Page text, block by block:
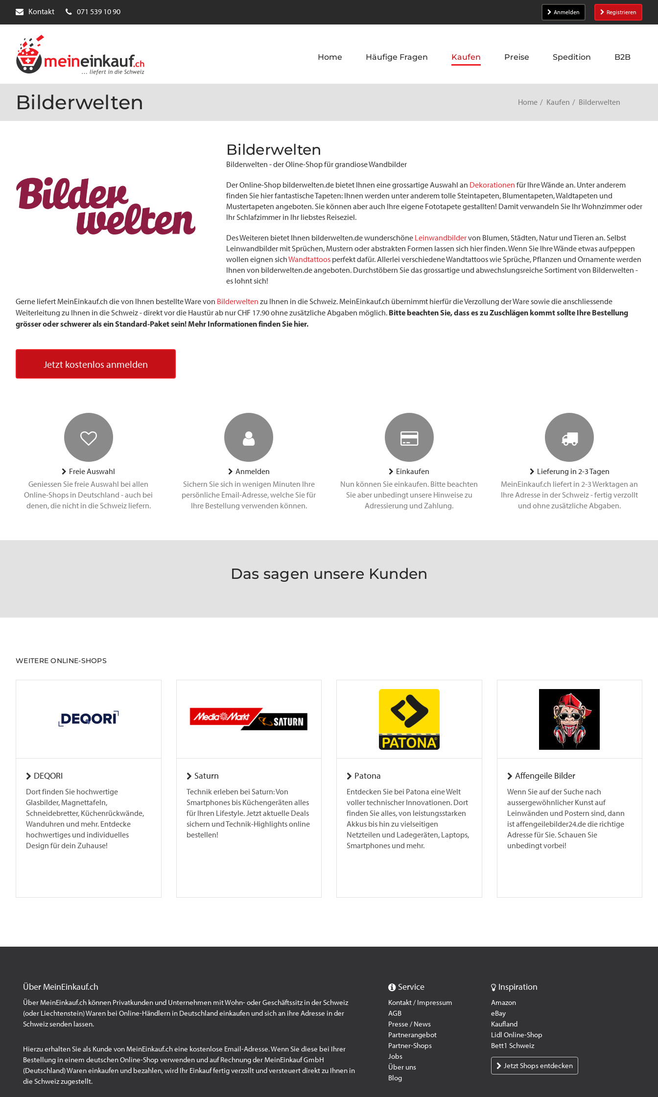
Kontakt 071 539 10 90 Anmelden Registrieren
Home Häufige Fragen Kaufen Preise Spedition B2B
Bilderwelten Home Kaufen Bilderwelten
Bilderwelten
Bilderwelten - der Oline-Shop für grandiose Wandbilder
Der Online-Shop bilderwelten.de bietet Ihnen eine grossartige Auswahl an Dekorationen für Ihre Wände an. Unter anderem
finden Sie hier fantastische Tapeten: Ihnen werden unter anderem tolle Steintapeten, Blumentapeten, Waldtapeten und
Mustertapeten angeboten. Sie können aber auch Ihre eigene Fototapete gestallten! Damit verwandeln Sie Ihr Wohnzimmer oder
Ihr Schlafzimmer in Ihr liebstes Reiseziel.
Des Weiteren bietet Ihnen bilderwelten.de wunderschöne Leinwandbildervon Blumen, Städten, Natur und Tieren an. Selbst
Leinwandbilder mit Sprüchen, Mustern oder abstrakten Formen lassen sich hier finden. Wenn Sie Ihre Wände etwas aufpeppen
wollen eignen sichWandtattoos perfekt dafür. Allerlei verschiedene Wandtattoos wie Sprüche, Pflanzen und Ornamente werden
Ihnen von bilderwelten.de angeboten. Durchstöbern Sie das grossartige und abwechslungsreiche Sortiment von Bilderwelten -
es lohnt sich!
Gerne liefert MeinEinkauf.ch die von Ihnen bestellte Ware von Bilderwelten zu Ihnen in die Schweiz. MeinEinkauf.ch übernimmt hierfür die Verzollung der Ware sowie die anschliessende
Weiterleitung zu Ihnen in die Schweiz - direkt vor die Haustür ab nur CHF 17.90 ohne zusätzliche Abgaben möglich. Bitte beachten Sie, dass es zu Zuschlägen kommt sollte Ihre Bestellung
grösser oder schwerer als ein Standard-Paket sein! Mehr Informationen finden Sie hier.
Jetzt kostenlos anmelden
Freie Auswahl
Geniessen Sie freie Auswahl bei allen
Online-Shops in Deutschland - auch bei
denen, die nicht in die Schweiz liefern.
Anmelden
Sichern Sie sich in wenigen Minuten Ihre
persönliche Email-Adresse, welche Sie für
Ihre Bestellung verwenden können.
Einkaufen
Nun können Sie einkaufen. Bitte beachten
Sie aber unbedingt unsere Hinweise zu
Adressierung und Zahlung.
Lieferung in 2-3 Tagen
MeinEinkauf.ch liefert in 2-3 Werktagen an
Ihre Adresse in der Schweiz - fertig verzollt
und ohne zusätzliche Abgaben.
Das sagen unsere Kunden
WEITERE ONLINE-SHOPS
DEQORI
Dort finden Sie hochwertige
Glasbilder, Magnettafeln,
Schneidebretter, Küchenrückwände,
Wanduhren und mehr. Entdecke
hochwertiges und individuelles
Design für dein Zuhause!
Saturn
Technik erleben bei Saturn: Von
Smartphones bis Küchengeräten alles
für Ihren Lifestyle. Jetzt aktuelle Deals
sichern und Technik-Highlights online
bestellen!
Patona
Entdecken Sie bei Patona eine Welt
voller technischer Innovationen. Dort
finden Sie alles, von leistungsstarken
Akkus bis hin zu vielseitigen
Netzteilen und Ladegeräten, Laptops,
Smartphones und mehr.
Affengeile Bilder
Wenn Sie auf der Suche nach
aussergewöhnlicher Kunst auf
Leinwänden und Postern sind, dann
ist affengeilebilder24.de die richtige
Adresse für Sie. Schauen Sie
unbedingt vorbei!
Über MeinEinkauf.ch
Über MeinEinkauf.ch können Privatkunden und Unternehmen mit Wohn- oder Geschäftssitz in der Schweiz
(oder Liechtenstein) Waren bei Online-Händlern in Deutschland einkaufen und sich an ihre Adresse in der
Schweiz senden lassen.
Hierzu erhalten Sie als Kunde von MeinEinkauf.ch eine kostenlose Email-Adresse. Wenn Sie diese bei Ihrer
Bestellung in einem deutschen Online-Shop verwenden und auf Rechnung der MeinEinkauf GmbH
(Deutschland) Waren einkaufen und bezahlen, wird Ihr Einkauf fertig verzollt und versteuert direkt zu Ihnen in
die Schweiz zugestellt.
Service
Kontakt / Impressum
AGB
Presse / News
Partnerangebot
Partner-Shops
Jobs
Über uns
Blog
Inspiration
Amazon
eBay
Kaufland
Lidl Online-Shop
Bett1 Schweiz
Jetzt Shops entdecken